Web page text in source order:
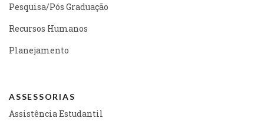
Pesquisa/Pós Graduação
Recursos Humanos
Planejamento
ASSESSORIAS
Assistência Estudantil